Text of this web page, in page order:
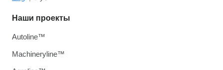
Наши проекты
Autoline™
Machineryline™